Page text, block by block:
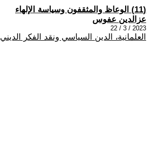
(11) الوعاظ والمثقفون وسياسة الإلهاء
عزالدين عفوس
2023 / 3 / 22
العلمانية، الدين السياسي ونقد الفكر الديني